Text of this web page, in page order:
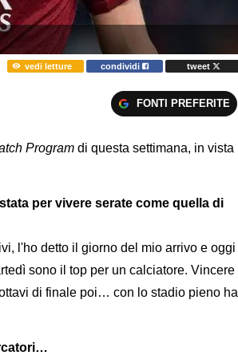
vedi letture condividi tweet
FONTI PREFERITE
Program di questa settimana, in vista
per vivere serate come quella di
l'ho detto il giorno del mio arrivo e oggi
sono il top per un calciatore. Vincere
di finale poi… con lo stadio pieno ha